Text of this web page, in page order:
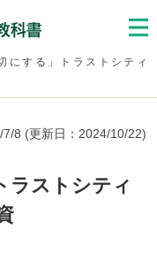
にする」トラストシティ
7/8 (更新日： 2024/10/22)
ラストシティ